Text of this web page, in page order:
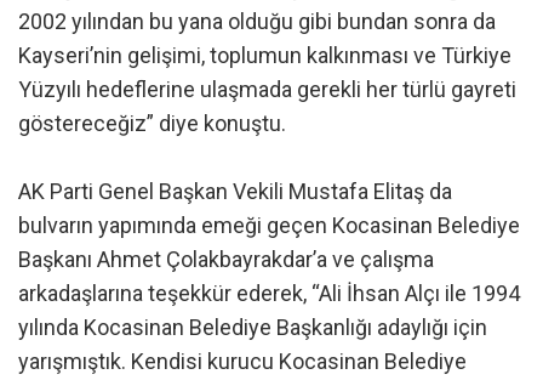
2002 yılından bu yana olduğu gibi bundan sonra da
Kayseri’nin gelişimi, toplumun kalkınması ve Türkiye
Yüzyılı hedeflerine ulaşmada gerekli her türlü gayreti
göstereceğiz” diye konuştu.
AK Parti Genel Başkan Vekili Mustafa Elitaş da
bulvarın yapımında emeği geçen Kocasinan Belediye
Başkanı Ahmet Çolakbayrakdar’a ve çalışma
arkadaşlarına teşekkür ederek, “Ali İhsan Alçı ile 1994
yılında Kocasinan Belediye Başkanlığı adaylığı için
yarışmıştık. Kendisi kurucu Kocasinan Belediye